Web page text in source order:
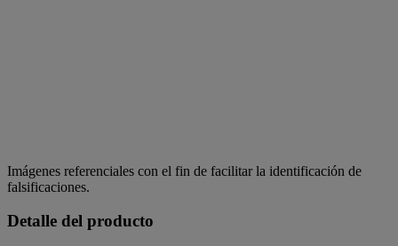
Imágenes referenciales con el fin de facilitar la identificación de
falsificaciones.
Detalle del producto